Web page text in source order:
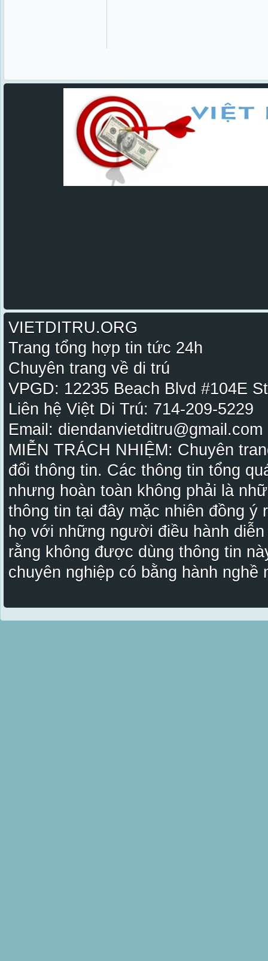
VIETDITRU.ORG
Trang tổng hợp tin tức 24h
Chuyên trang về di trú
VPGD: 12235 Beach Blvd #104E
Liên hệ Việt Di Trú: 714-209-5229
Email:
MIỄN TRÁCH NHIỆM: Chuyên
đổi thông tin. Các thông tin tổng
nhưng hoàn toàn không phải là
thông tin tại đây mặc nhiên đồng ý
họ với những người điều hành
rằng không được dùng thông tin
chuyên nghiệp có bằng hành